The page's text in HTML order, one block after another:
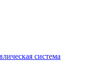
система